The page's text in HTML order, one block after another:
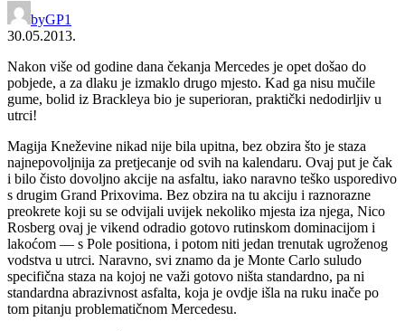
byGP1
30.05.2013.
Nakon više od godine dana čekanja Mercedes je opet došao do
pobjede, a za dlaku je izmaklo drugo mjesto. Kad ga nisu mučile
gume, bolid iz Brackleya bio je superioran, praktički nedodirljiv u
utrci!
Magija Kneževine nikad nije bila upitna, bez obzira što je staza
najnepovoljnija za pretjecanje od svih na kalendaru. Ovaj put je čak
i bilo čisto dovoljno akcije na asfaltu, iako naravno teško usporedivo
s drugim Grand Prixovima. Bez obzira na tu akciju i raznorazne
preokrete koji su se odvijali uvijek nekoliko mjesta iza njega, Nico
Rosberg ovaj je vikend odradio gotovo rutinskom dominacijom i
lakoćom ― s Pole positiona, i potom niti jedan trenutak ugroženog
vodstva u utrci. Naravno, svi znamo da je Monte Carlo suludo
specifična staza na kojoj ne važi gotovo ništa standardno, pa ni
standardna abrazivnost asfalta, koja je ovdje išla na ruku inače po
tom pitanju problematičnom Mercedesu.